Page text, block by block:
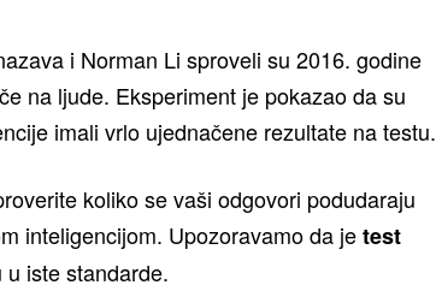
i Norman Li sproveli su 2016. godine
na ljude. Eksperiment je pokazao da su
imali vrlo ujednačene rezultate na testu.
koliko se vaši odgovori podudaraju
inteligencijom. Upozoravamo da jetest
iste standarde.